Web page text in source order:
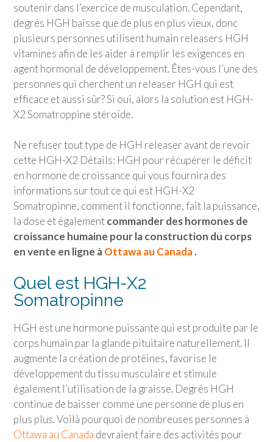
soutenir dans l’exercice de musculation. Cependant,
degrés HGH baisse que de plus en plus vieux, donc
plusieurs personnes utilisent humain releasers HGH
vitamines afin de les aider à remplir les exigences en
agent hormonal de développement. Êtes-vous l’une des
personnes qui cherchent un releaser HGH qui est
efficace et aussi sûr? Si oui, alors la solution est HGH-
X2 Somatroppine stéroïde.
Ne refuser tout type de HGH releaser avant de revoir
cette HGH-X2 Détails: HGH pour récupérer le déficit
en hormone de croissance qui vous fournira des
informations sur tout ce qui est HGH-X2
Somatropinne, comment il fonctionne, fait la puissance,
la dose et égalementcommander des hormones de
croissance humaine pour la construction du corps
en vente en ligne àOttawa au Canada.
Quel est HGH-X2
Somatropinne
HGH est une hormone puissante qui est produite par le
corps humain par la glande pituitaire naturellement. Il
augmente la création de protéines, favorise le
développement du tissu musculaire et stimule
également l’utilisation de la graisse. Degrés HGH
continue de baisser comme une personne de plus en
plus plus. Voilà pourquoi de nombreuses personnes à
Ottawa au Canada devraient faire des activités pour